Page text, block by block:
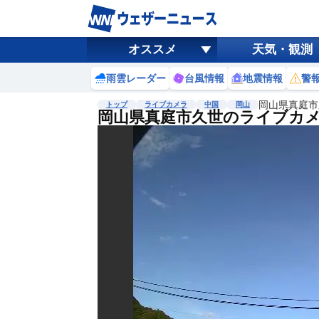
オススメ 天気・観測
雨雲レーダー 台風情報 地震情報 警
トップ ライブカメラ 中国 岡山 岡山県真庭
岡山県真庭市久世のライブカ